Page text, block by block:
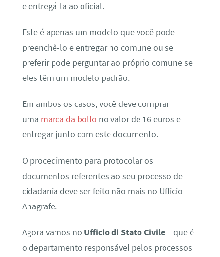
e entregá-la ao oficial.
Este é apenas um modelo que você pode
preenchê-lo e entregar no comune ou se
preferir pode perguntar ao próprio comune se
eles têm um modelo padrão.
Em ambos os casos, você deve comprar
uma marca da bollo no valor de 16 euros e
entregar junto com este documento.
O procedimento para protocolar os
documentos referentes ao seu processo de
cidadania deve ser feito não mais no Ufficio
Anagrafe.
Agora vamos no Ufficio di Stato Civile– que é
o departamento responsável pelos processos